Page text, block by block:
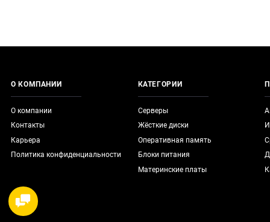
О КОМПАНИИ
О компании
Контакты
Карьера
Политика конфиденциальности
КАТЕГОРИИ
Серверы
Жёсткие диски
Оперативная память
Блоки питания
Материнские платы